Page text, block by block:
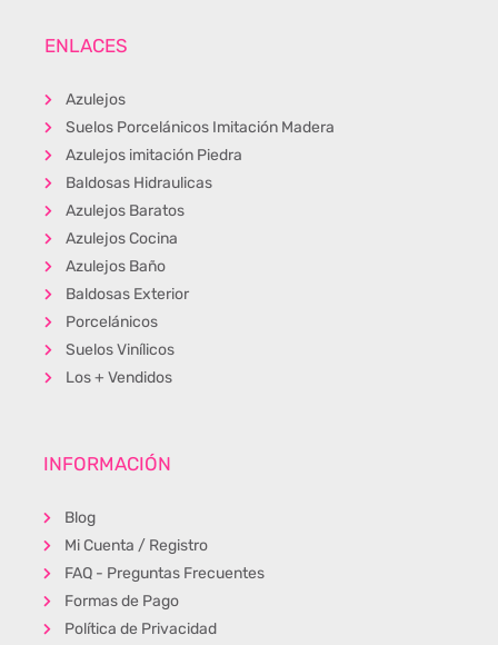
ENLACES
Azulejos
Suelos Porcelánicos Imitación Madera
Azulejos imitación Piedra
Baldosas Hidraulicas
Azulejos Baratos
Azulejos Cocina
Azulejos Baño
Baldosas Exterior
Porcelánicos
Suelos Vinílicos
Los + Vendidos
INFORMACIÓN
Blog
Mi Cuenta / Registro
FAQ - Preguntas Frecuentes
Formas de Pago
Política de Privacidad